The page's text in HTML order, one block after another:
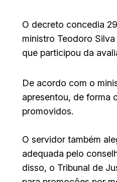
O decreto concedia
ministro Teodoro
que participou da
De acordo com o
apresentou, de forma
promovidos.
O servidor também
adequada pelo
disso, o Tribunal de